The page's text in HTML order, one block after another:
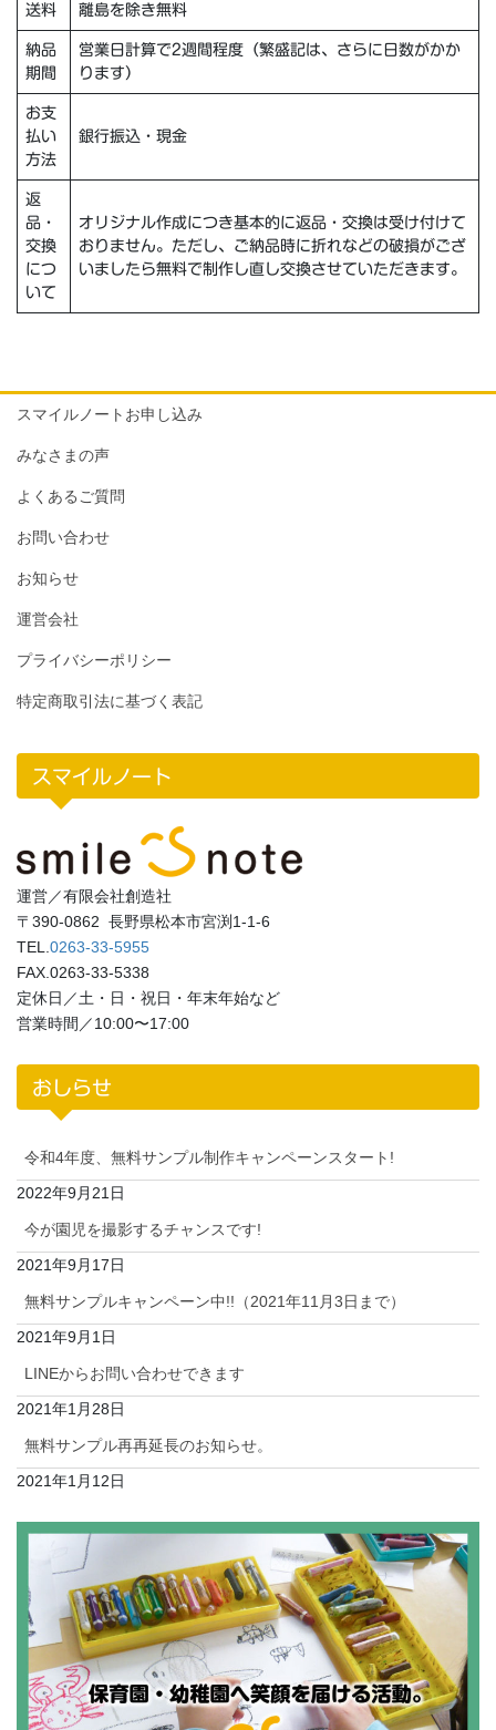
送料 離島を除き無料
納品
期間
営業日計算で2週間程度（繁盛記は、さらに日数がかか
ります）
お支
払い
方法
銀行振込・現金
返
品・
交換
につ
いて
オリジナル作成につき基本的に返品・交換は受け付けて
おりません。ただし、ご納品時に折れなどの破損がござ
いましたら無料で制作し直し交換させていただきます。
スマイルノートお申し込み
みなさまの声
よくあるご質問
お問い合わせ
お知らせ
運営会社
プライバシーポリシー
特定商取引法に基づく表記
スマイルノート
運営／有限会社創造社
〒390-0862 長野県松本市宮渕1-1-6
TEL. 0263-33-5955
FAX.0263-33-5338
定休日／土・日・祝日・年末年始など
営業時間／10:00〜17:00
おしらせ
令和4年度、無料サンプル制作キャンペーンスタート!
2022年9月21日
今が園児を撮影するチャンスです!
2021年9月17日
無料サンプルキャンペーン中!!（2021年11月3日まで）
2021年9月1日
LINEからお問い合わせできます
2021年1月28日
無料サンプル再再延長のお知らせ。
2021年1月12日